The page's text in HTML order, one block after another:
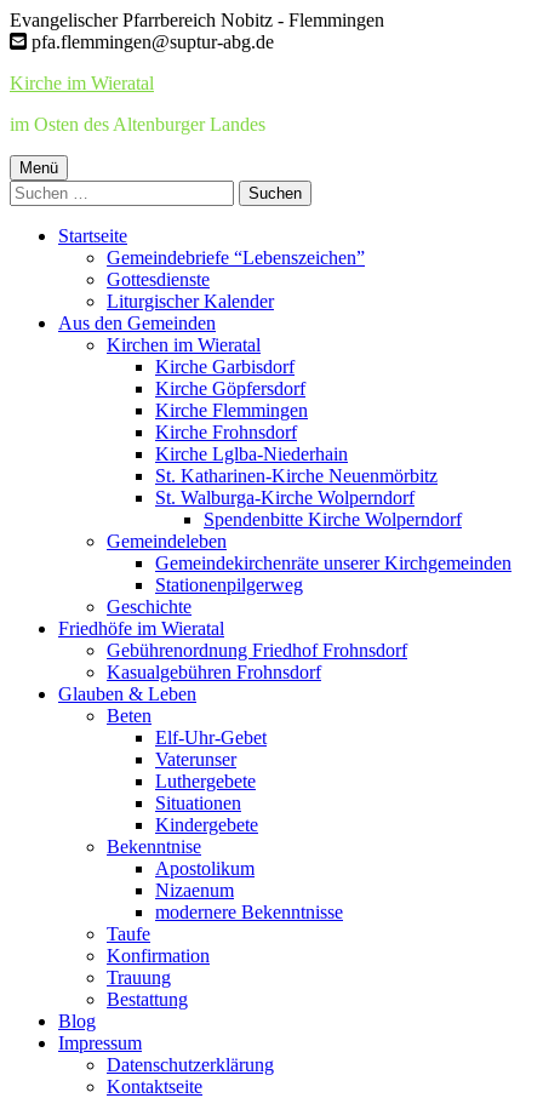
Springe
zum
Evangelischer Pfarrbereich Nobitz - Flemmingen
pfa.flemmingen@suptur-abg.de
Kirche im Wieratal
im Osten des Altenburger Landes
Primäres
Menü
Menü
Suchen
nach:
Startseite
Gemeindebriefe “Lebenszeichen”
Gottesdienste
Liturgischer Kalender
Aus den Gemeinden
Kirchen im Wieratal
Kirche Garbisdorf
Kirche Göpfersdorf
Kirche Flemmingen
Kirche Frohnsdorf
Kirche Lglba-Niederhain
St. Katharinen-Kirche Neuenmörbitz
St. Walburga-Kirche Wolperndorf
Spendenbitte Kirche Wolperndorf
Gemeindeleben
Gemeindekirchenräte unserer Kirchgemeinden
Stationenpilgerweg
Geschichte
Friedhöfe im Wieratal
Gebührenordnung Friedhof Frohnsdorf
Kasualgebühren Frohnsdorf
Glauben & Leben
Beten
Elf-Uhr-Gebet
Vaterunser
Luthergebete
Situationen
Kindergebete
Bekenntnise
Apostolikum
Nizaenum
modernere Bekenntnisse
Taufe
Konfirmation
Trauung
Bestattung
Blog
Impressum
Datenschutzerklärung
Kontaktseite